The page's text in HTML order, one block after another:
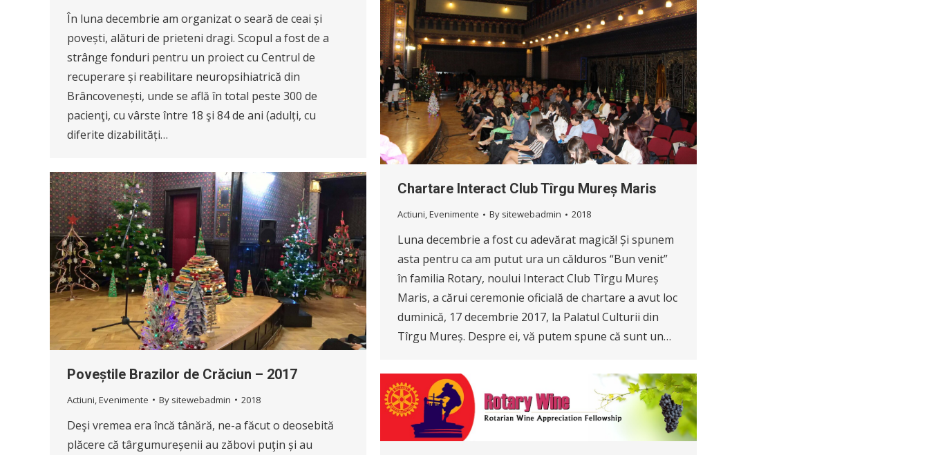
În luna decembrie am organizat o seară de ceai și
povești, alături de prieteni dragi. Scopul a fost de a
strânge fonduri pentru un proiect cu Centrul de
recuperare și reabilitare neuropsihiatrică din
Brâncovenești, unde se află în total peste 300 de
pacienţi, cu vârste între 18 şi 84 de ani (adulți, cu
diferite dizabilități…
Chartare Interact Club Tîrgu Mureș Maris
Actiuni,Evenimente By sitewebadmin 2018
Luna decembrie a fost cu adevărat magică! Și spunem
asta pentru ca am putut ura un călduros “Bun venit”
în familia Rotary, noului Interact Club Tîrgu Mureș
Maris, a cărui ceremonie oficială de chartare a avut loc
duminică, 17 decembrie 2017, la Palatul Culturii din
Tîrgu Mureș. Despre ei, vă putem spune că sunt un…
Poveștile Brazilor de Crăciun – 2017
Actiuni,Evenimente By sitewebadmin 2018
Deşi vremea era încă tânără, ne-a făcut o deosebită
plăcere că târgumureșenii au zăbovi puţin și au